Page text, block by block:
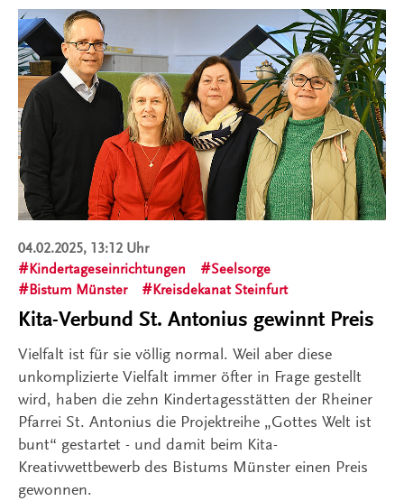
04.02.2025, 13:12 Uhr
Kindertageseinrichtungen
Seelsorge
Bistum Münster
Kreisdekanat Steinfurt
Kita-Verbund St. Antonius gewinnt Preis
Vielfalt ist für sie völlig normal. Weil aber diese
unkomplizierte Vielfalt immer öfter in Frage gestellt
wird, haben die zehn Kindertagesstätten der Rheiner
Pfarrei St. Antonius die Projektreihe „Gottes Welt ist
bunt“ gestartet - und damit beim Kita-
Kreativwettbewerb des Bistums Münster einen Preis
gewonnen.